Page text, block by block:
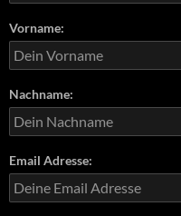
Vorname:
Nachname:
Email Adresse: